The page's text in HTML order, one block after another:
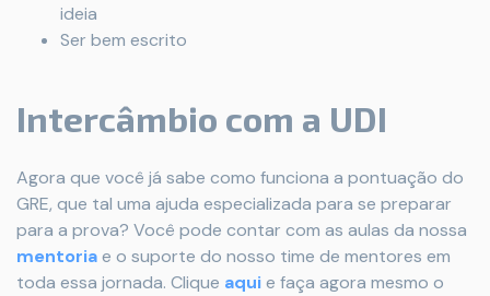
ideia
Ser bem escrito
Intercâmbio com a UDI
Agora que você já sabe como funciona a pontuação do
GRE, que tal uma ajuda especializada para se preparar
para a prova? Você pode contar com as aulas da nossa
mentoriae o suporte do nosso time de mentores em
toda essa jornada. Clique aquie faça agora mesmo o